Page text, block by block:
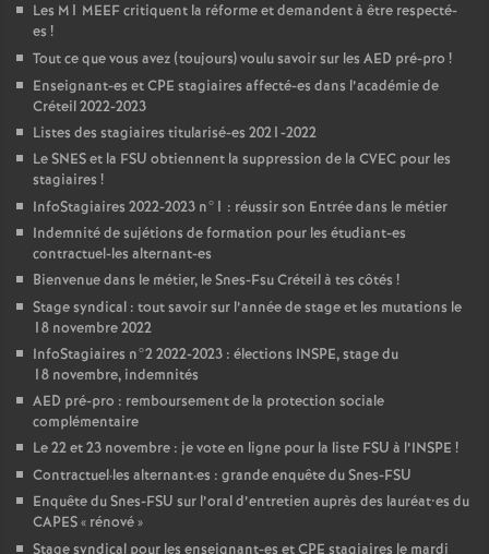
Les M1 MEEFcritiquent la réforme et demandent à être respecté-
es !
Tout ce que vous avez (toujours) voulu savoir sur les AED pré-pro !
Enseignant-es etCPE stagiaires affecté-es dans l’académie de
Créteil 2022-2023
Listes des stagiaires titularisé-es 2021-2022
LeSNESet la FSU obtiennent la suppression de la CVEC pour les
stagiaires !
InfoStagiaires 2022-2023 n°1 : réussir son Entrée dans le métier
Indemnité de sujétions de formation pour les étudiant-es
contractuel-les alternant-es
Bienvenue dans le métier, le Snes-Fsu Créteil à tes côtés !
Stage syndical : tout savoir sur l’année de stage et les mutations le
18 novembre 2022
InfoStagiaires n°2 2022-2023 : élections INSPE, stage du
18 novembre, indemnités
AED pré-pro : remboursement de la protection sociale
complémentaire
Le 22 et 23 novembre : je vote en ligne pour la liste FSU à l’INSPE !
Contractuel·les alternant·es : grande enquête du Snes-FSU
Enquête du Snes-FSU sur l’oral d’entretien auprès des lauréat•es du
CAPES« rénové»